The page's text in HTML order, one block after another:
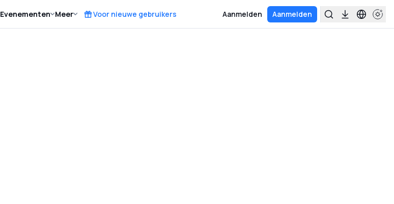
Evenementen Meer Voor nieuwe gebruikers Aanmelden Aanmelden